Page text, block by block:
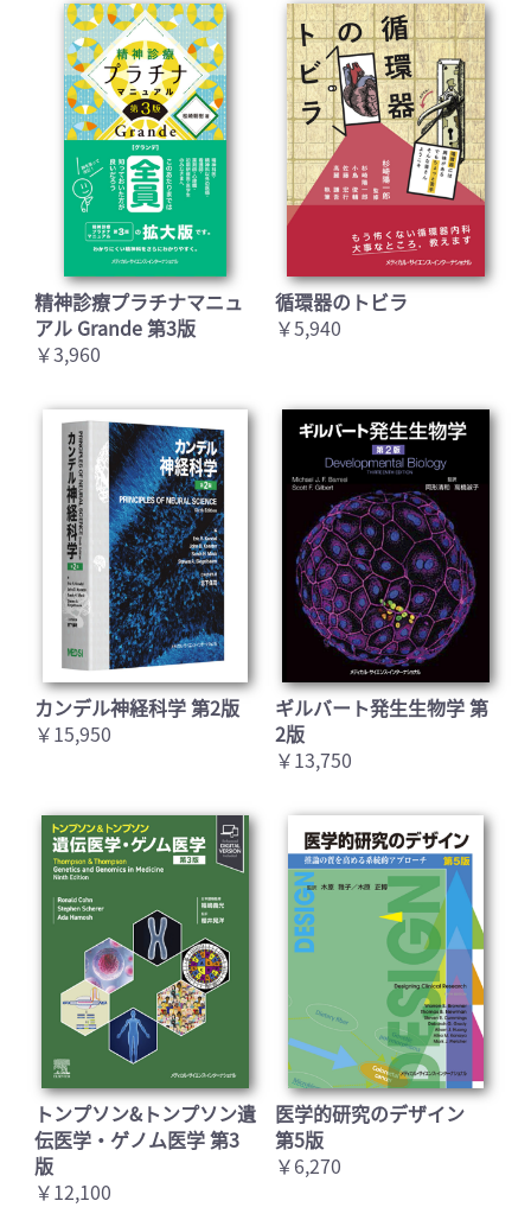
精神診療プラチナマニュ
アル Grande 第3版
￥3,960
循環器のトビラ
￥5,940
カンデル神経科学 第2版
￥15,950
ギルバート発生生物学 第
2版
￥13,750
トンプソン&トンプソン遺
伝医学・ゲノム医学 第3
版
￥12,100
医学的研究のデザイン
第5版
￥6,270